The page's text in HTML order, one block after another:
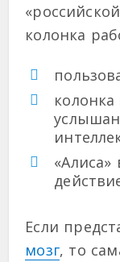
«российской
колонка
Если
мозг, то